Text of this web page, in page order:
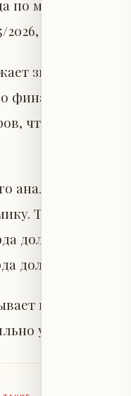
по май 2026
составил
значительный
года
что означает
анализа,
Так, в мае 2026
долларов, тогда
долларов.
на